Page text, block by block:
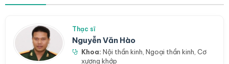
Thạc sĩ
Nguyễn Văn Hào
Khoa: Nội thần kinh Ngoại thần kinh Cơ
xương khớp